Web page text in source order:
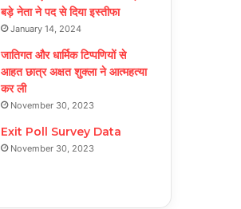
बड़े नेता ने पद से दिया इस्तीफा
January 14, 2024
जातिगत और धार्मिक टिप्पणियों से
आहत छात्र अक्षत शुक्ला ने आत्महत्या
कर ली
November 30, 2023
Exit Poll Survey Data
November 30, 2023